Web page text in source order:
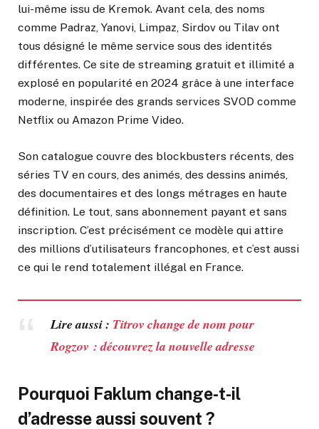
lui-même issu de Kremok. Avant cela, des noms
comme Padraz, Yanovi, Limpaz, Sirdov ou Tilav ont
tous désigné le même service sous des identités
différentes. Ce site de streaming gratuit et illimité a
explosé en popularité en 2024 grâce à une interface
moderne, inspirée des grands services SVOD comme
Netflix ou Amazon Prime Video.
Son catalogue couvre des blockbusters récents, des
séries TV en cours, des animés, des dessins animés,
des documentaires et des longs métrages en haute
définition. Le tout, sans abonnement payant et sans
inscription. C’est précisément ce modèle qui attire
des millions d’utilisateurs francophones, et c’est aussi
ce qui le rend totalement illégal en France.
Lire aussi : Titrov change de nom pour
Rogzov : découvrez la nouvelle adresse
Pourquoi Faklum change-t-il
d’adresse aussi souvent ?